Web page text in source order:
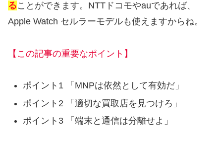
ることができます。NTTドコモやauであれば、
Apple Watch セルラーモデルも使えますからね。
【この記事の重要なポイント】
ポイント1 「MNPは依然として有効だ」
ポイント2 「適切な買取店を見つけろ」
ポイント3 「端末と通信は分離せよ」